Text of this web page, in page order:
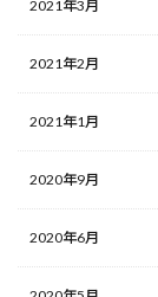
2021年3月
2021年2月
2021年1月
2020年9月
2020年6月